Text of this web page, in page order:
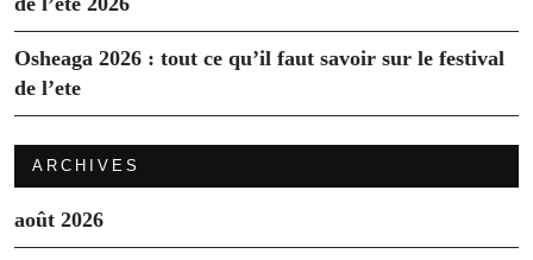
Osheaga 2026 : tout ce qu’il faut savoir sur le festival
de l’ete
ARCHIVES
août 2026